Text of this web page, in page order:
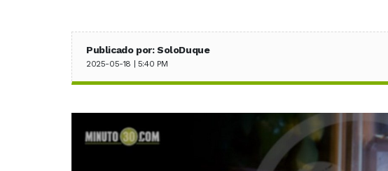
Publicado por: SoloDuque
2025-05-18 | 5:40 PM